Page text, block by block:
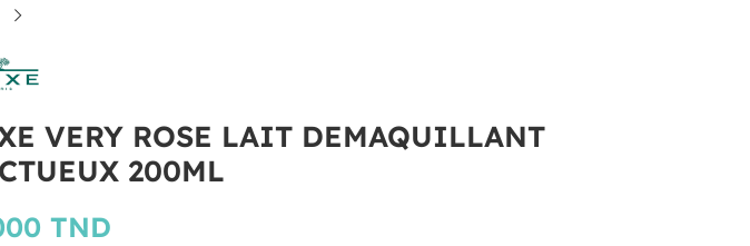
VERY ROSE LAIT DEMAQUILLANT
200ML
TND